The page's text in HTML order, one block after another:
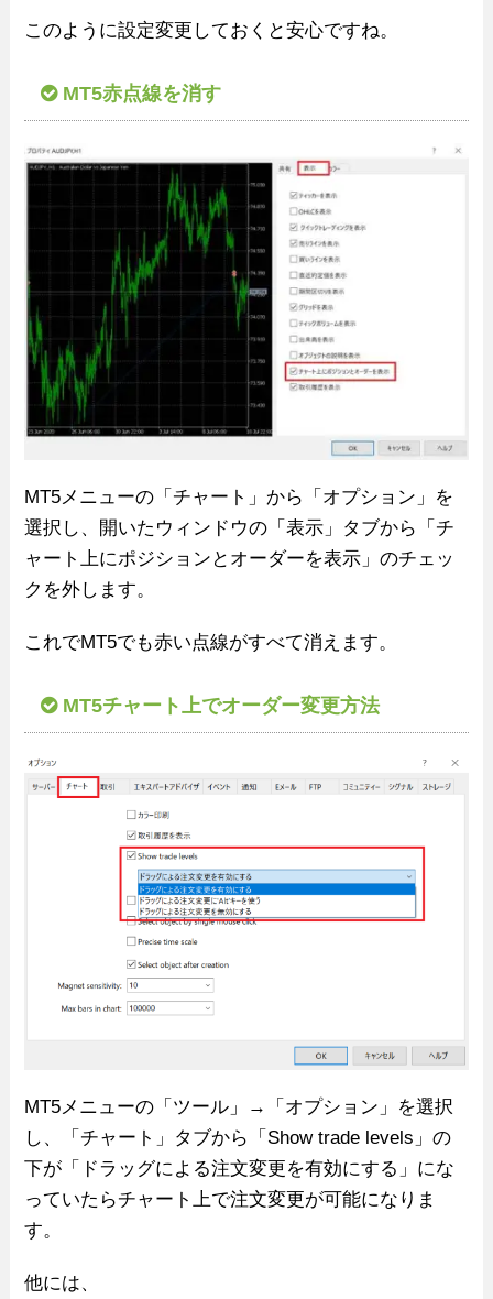
このように設定変更しておくと安心ですね。
MT5赤点線を消す
MT5メニューの「チャート」から「オプション」を
選択し、開いたウィンドウの「表示」タブから「チ
ャート上にポジションとオーダーを表示」のチェッ
クを外します。
これでMT5でも赤い点線がすべて消えます。
MT5チャート上でオーダー変更方法
MT5メニューの「ツール」→「オプション」を選択
し、「チャート」タブから「Show trade levels」の
下が「ドラッグによる注文変更を有効にする」にな
っていたらチャート上で注文変更が可能になりま
す。
他には、